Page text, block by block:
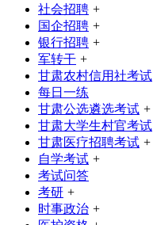
社会招聘 +
国企招聘 +
银行招聘 +
军转干 +
甘肃农村信用社考试
每日一练
甘肃公选遴选考试 +
甘肃大学生村官考试
甘肃医疗招聘考试 +
自学考试 +
考试问答
考研 +
时事政治 +